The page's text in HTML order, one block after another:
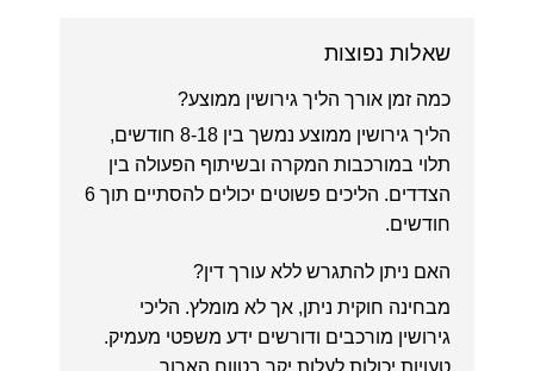
שאלות נפוצות
כמה זמן אורך הליך גירושין ממוצע?
הליך גירושין ממוצע נמשך בין 8-18 חודשים,
תלוי במורכבות המקרה ובשיתוף הפעולה בין
הצדדים. הליכים פשוטים יכולים להסתיים תוך 6
חודשים.
האם ניתן להתגרש ללא עורך דין?
מבחינה חוקית ניתן, אך לא מומלץ. הליכי
גירושין מורכבים ודורשים ידע משפטי מעמיק.
טעויות יכולות לעלות יקר בטווח הארוך.